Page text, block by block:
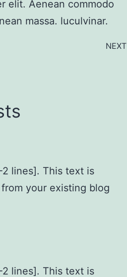
elit. Aenean commodo
massa. luculvinar.
NEXT
lines]. This text is
your existing blog
lines]. This text is